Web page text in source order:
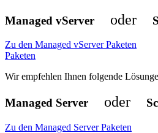
Managed vServer oder
Zu den Managed vServer Paketen
Paketen
Wir empfehlen Ihnen folgende
Managed Server oder
Zu den Managed Server Paketen